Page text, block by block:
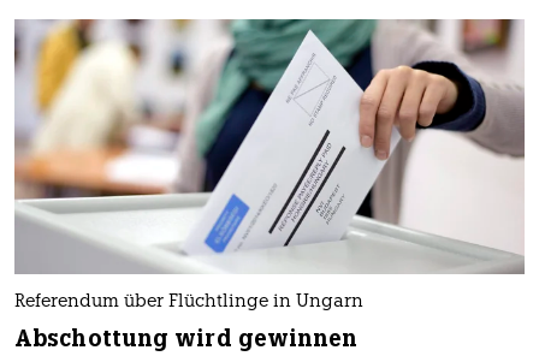
Referendum über Flüchtlinge in Ungarn
Abschottung wird gewinnen